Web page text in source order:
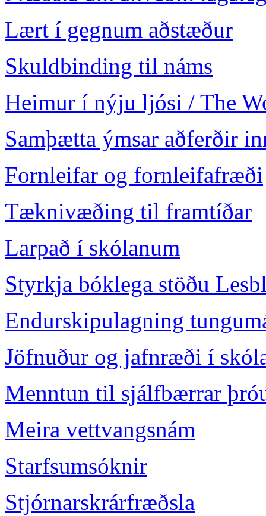
Lært í gegnum aðstæður
Skuldbinding til náms
Heimur í nýju ljósi / The
Samþætta ýmsar aðferðir
Fornleifar og fornleifafræði
Tæknivæðing til framtíðar
Larpað í skólanum
Styrkja bóklega stöðu
Endurskipulagning
Jöfnuður og jafnræði í
Menntun til sjálfbærrar
Meira vettvangsnám
Starfsumsóknir
Stjórnarskrárfræðsla